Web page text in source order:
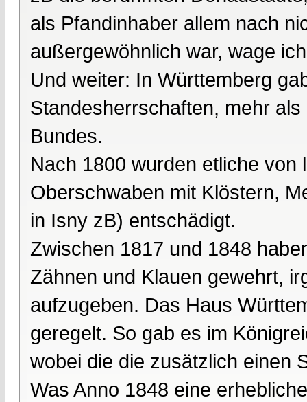
als Pfandinhaber allem nach
außergewöhnlich war, wage
Und weiter: In Württemberg
Standesherrschaften, mehr
Bundes.
Nach 1800 wurden etliche
Oberschwaben mit Klöstern,
in Isny zB) entschädigt.
Zwischen 1817 und 1848
Zähnen und Klauen gewehrt,
aufzugeben. Das Haus
geregelt. So gab es im
wobei die die zusätzlich einen
Was Anno 1848 eine